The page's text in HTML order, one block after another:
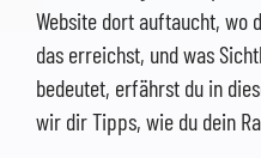
Website dort auftaucht, wo
das erreichst, und was
bedeutet, erfährst du in
wir dir Tipps, wie du dein